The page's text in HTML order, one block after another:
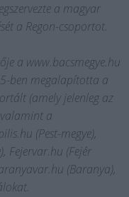
a magyar
a Regon-csoportot.
a www.bacsmegye.hu
ben megalapította a
(amely jelenleg az
a
(Pest-megye),
Fejervar.hu (Fejér
(Baranya),